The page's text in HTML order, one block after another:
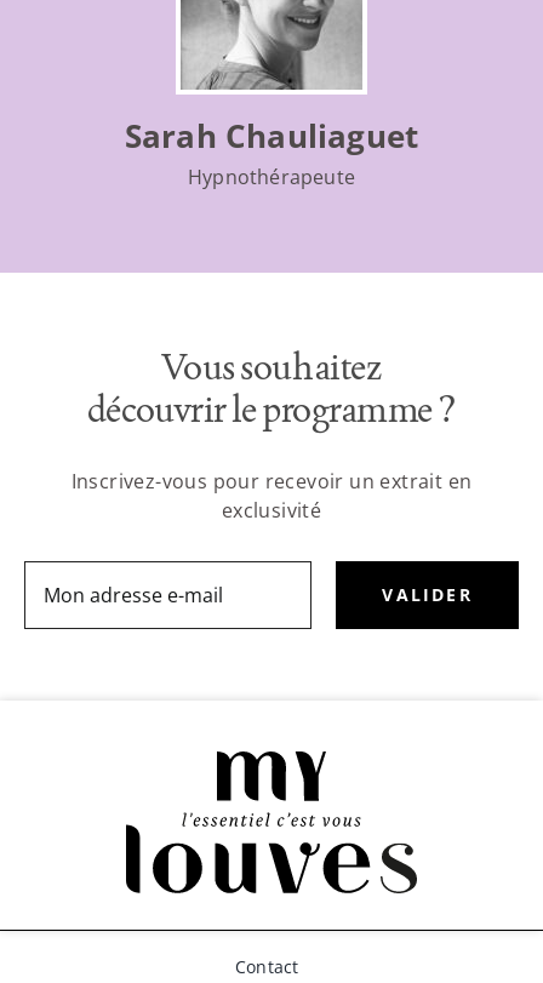
Sarah Chauliaguet
Hypnothérapeute
Vous souhaitez
découvrir le programme ?
Inscrivez-vous pour recevoir un extrait en
exclusivité
Address:
Contact